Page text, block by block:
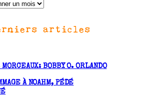
articles
BOBBY O. ORLANDO
À NOAHM, PÉDÉ